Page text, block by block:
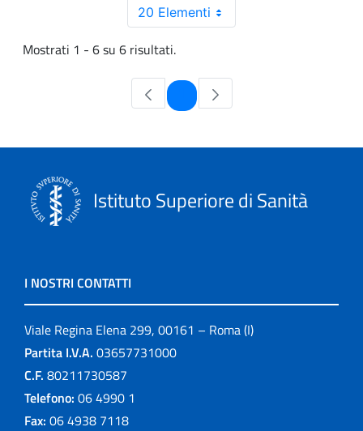
20 Elementi
Mostrati 1 - 6 su 6 risultati.
Pagina
Istituto Superiore di Sanità
I NOSTRI CONTATTI
Viale Regina Elena 299, 00161 – Roma (I)
Partita I.V.A. 03657731000
C.F. 80211730587
Telefono: 06 4990 1
Fax: 06 4938 7118